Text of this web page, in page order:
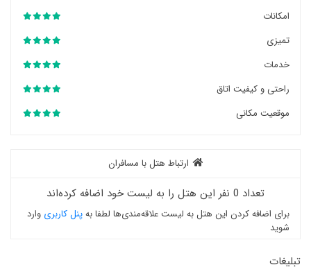
امکانات
تمیزی
خدمات
راحتی و کیفیت اتاق
موقعیت مکانی
ارتباط هتل با مسافران
تعداد 0 نفر این هتل را به لیست خود اضافه کرده‌اند
برای اضافه کردن این هتل به لیست علاقه‌مندی‌ها لطفا بهپنل کاربری وارد
شوید
تبلیغات